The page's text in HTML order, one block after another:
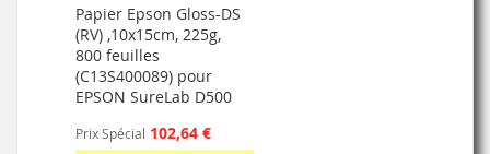
Papier Epson Gloss-DS
(RV) ,10x15cm, 225g,
800 feuilles
(C13S400089) pour
EPSON SureLab D500
Prix Spécial 102,64 €